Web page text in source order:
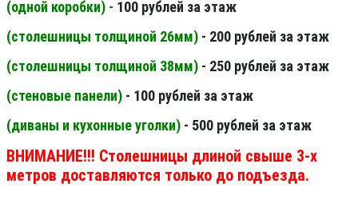
(одной коробки) - 100 рублей за этаж
(столешницы толщиной 26мм) - 200 рублей за этаж
(столешницы толщиной 38мм) - 250 рублей за этаж
(стеновые панели) - 100 рублей за этаж
(диваны и кухонные уголки) - 500 рублей за этаж
ВНИМАНИЕ!!! Столешницы длиной свыше 3-х
метров доставляются только до подъезда.